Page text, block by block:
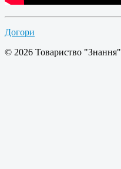
Догори
© 2026 Товариство "Знання"